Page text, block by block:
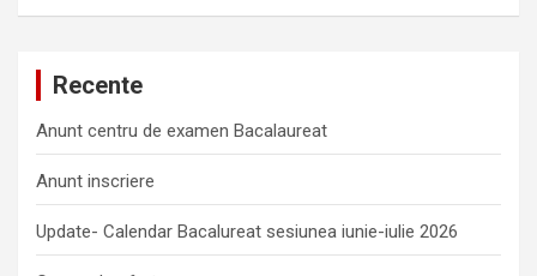
Recente
Anunt centru de examen Bacalaureat
Anunt inscriere
Update- Calendar Bacalureat sesiunea iunie-iulie 2026